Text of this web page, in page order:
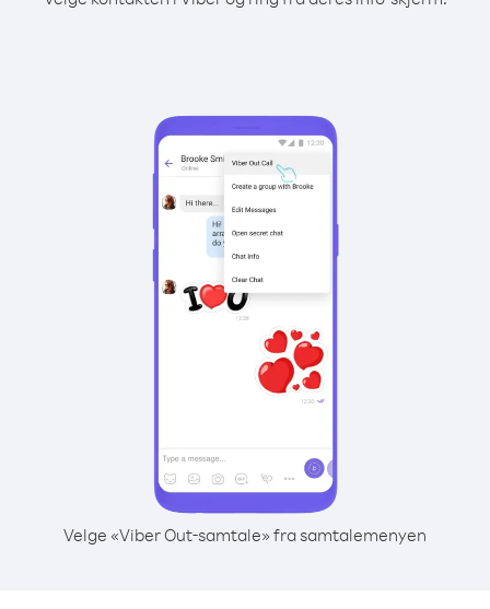
Velge «Viber Out-samtale» fra samtalemenyen